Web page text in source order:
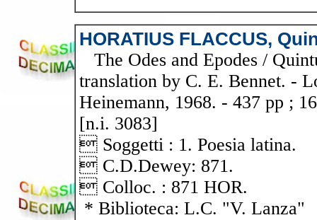
HORATIUS FLACCUS,
The Odes and Epodes /
translation by C. E. Bennet. -
Heinemann, 1968. - 437 pp ;
[n.i. 3083]
 Soggetti : 1. Poesia latina.
 C.D.Dewey: 871.
 Colloc. : 871 HOR.
* Biblioteca: L.C. "V. Lanza"